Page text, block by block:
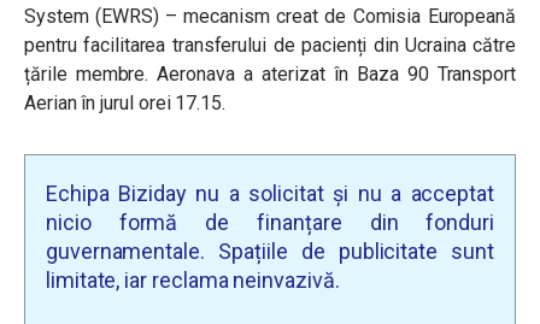
System (EWRS) – mecanism creat de Comisia Europeană
pentru facilitarea transferului de pacienți din Ucraina către
țările membre. Aeronava a aterizat în Baza 90 Transport
Aerian în jurul orei 17.15.
Echipa Biziday nu a solicitat și nu a acceptat
nicio formă de finanțare din fonduri
guvernamentale. Spațiile de publicitate sunt
limitate, iar reclama neinvazivă.